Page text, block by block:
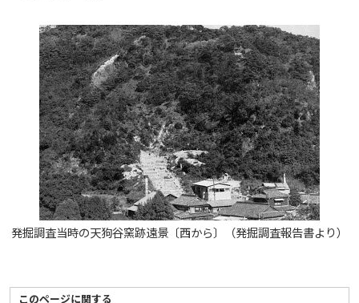
発掘調査当時の天狗谷窯跡遠景〔西から〕（発掘調査報告書より）
このページに関する